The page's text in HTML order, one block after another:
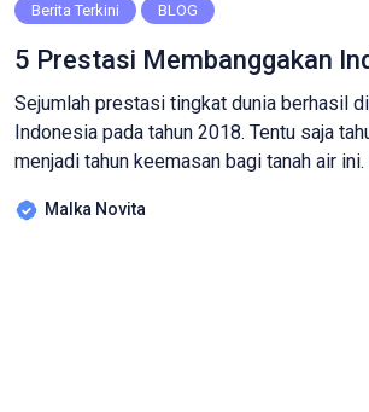
Berita Terkini BLOG
5 Prestasi Membanggakan
Sejumlah prestasi tingkat dunia berhasil
Indonesia pada tahun 2018. Tentu saja
menjadi tahun keemasan bagi tanah air
menjadi kejutan bagi dunia. Hal ini
Malka Novita